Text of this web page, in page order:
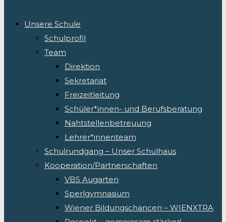
Unsere Schule
Schulprofil
Team
Direktion
Sekretariat
Freizeitleitung
Schüler*innen- und Berufsberatung
Nahtstellenbetreuung
Lehrer*innenteam
Schulrundgang – Unser Schulhaus
Kooperation/Partnerschaften
VBS Augarten
Sperlgymnasium
Wiener Bildungschancen – WIENXTRA